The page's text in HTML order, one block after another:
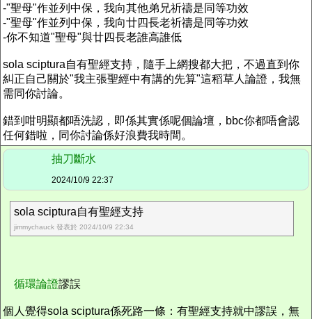
-"聖母"作並列中保，我向其他弟兄祈禱是同等功效
-"聖母"作並列中保，我向廿四長老祈禱是同等功效
-你不知道"聖母"與廿四長老誰高誰低
sola sciptura自有聖經支持，隨手上網搜都大把，不過直到你
糾正自己關於"我主張聖經中有講的先算"這稻草人論證，我無
需同你討論。
錯到咁明顯都唔洗認，即係其實係呢個論壇，bbc你都唔會認
任何錯啦，同你討論係好浪費我時間。
抽刀斷水
2024/10/9 22:37
sola sciptura自有聖經支持
jimmychauck 發表於 2024/10/9 22:34
循環論證謬誤
個人覺得sola sciptura係死路一條：有聖經支持就中謬誤，無